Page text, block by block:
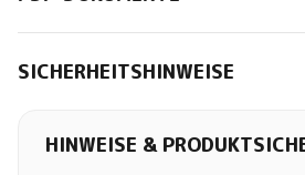
SICHERHEITSHINWEISE
HINWEISE &